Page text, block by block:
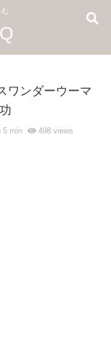
む
ワンダーウーマ
5 min 498views